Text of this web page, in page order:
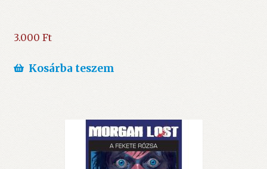
3.000 Ft
Kosárba teszem